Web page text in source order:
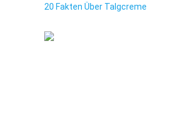
20 Fakten Über Talgcreme